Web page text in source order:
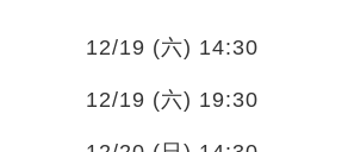
12/19 (六) 14:30
12/19 (六) 19:30